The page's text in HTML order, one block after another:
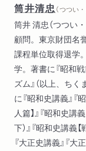
第三章 宇垣内閣の
宇垣の上京と陸軍
大権干犯に就て」
依頼／湯浅内大臣
閣反対の理由／宇
第四章 林内閣の
林銑十郎と石原派
相の対立／林と十
／林という人物／
筒井清忠（ つつい
筒井 清忠（つつい
顧問。東京財団名
課程単位取得退学
学。著書に『昭和
ズム』（以上、ちく
に『昭和史講義』『
人篇】』『昭和史講
下）』『昭和史講義
『大正史講義』『大